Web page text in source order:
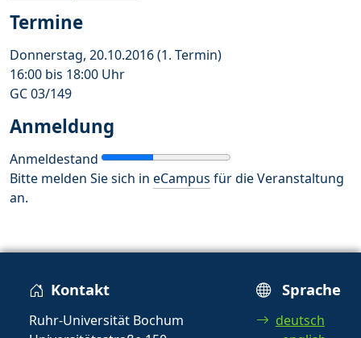
Termine
Donnerstag, 20.10.2016 (1. Termin)
16:00 bis 18:00 Uhr
GC 03/149
Anmeldung
Anmeldestand
Bitte melden Sie sich in eCampus für die Veranstaltung
an.
Kontakt
Ruhr-Universität Bochum
Sprache
deutsch